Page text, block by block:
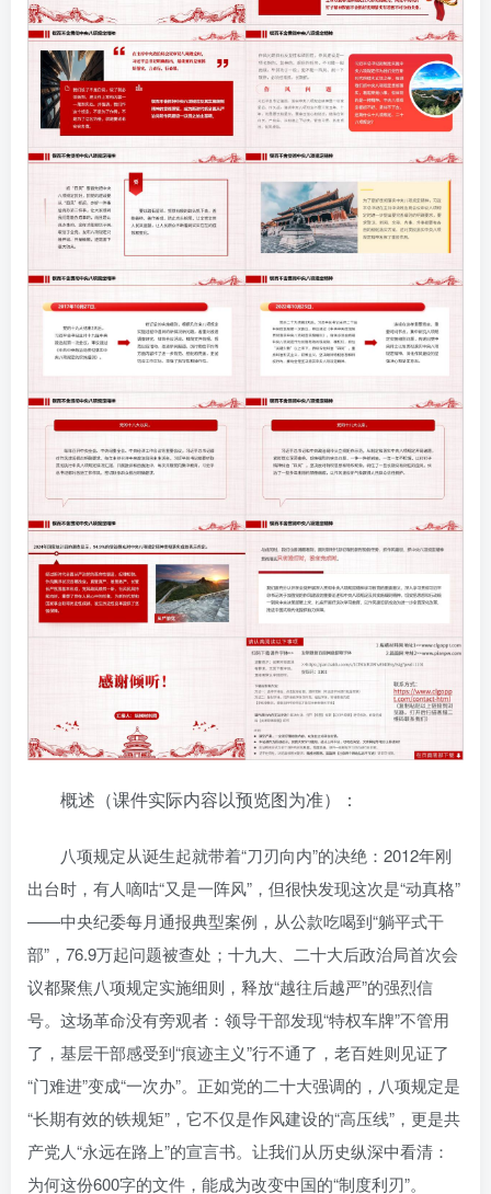
概述（课件实际内容以预览图为准）：
八项规定从诞生起就带着“刀刃向内”的决绝：2012年刚
出台时，有人嘀咕“又是一阵风”，但很快发现这次是“动真格”
——中央纪委每月通报典型案例，从公款吃喝到“躺平式干
部”，76.9万起问题被查处；十九大、二十大后政治局首次会
议都聚焦八项规定实施细则，释放“越往后越严”的强烈信
号。这场革命没有旁观者：领导干部发现“特权车牌”不管用
了，基层干部感受到“痕迹主义”行不通了，老百姓则见证了
“门难进”变成“一次办”。正如党的二十大强调的，八项规定是
“长期有效的铁规矩”，它不仅是作风建设的“高压线”，更是共
产党人“永远在路上”的宣言书。让我们从历史纵深中看清：
为何这份600字的文件，能成为改变中国的“制度利刃”。